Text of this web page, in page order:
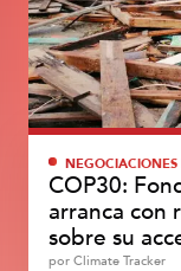
COP30:
arranca con
sobre su
por Climate Tracker